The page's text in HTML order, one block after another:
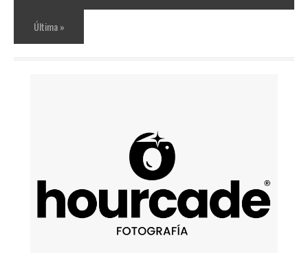
Última »